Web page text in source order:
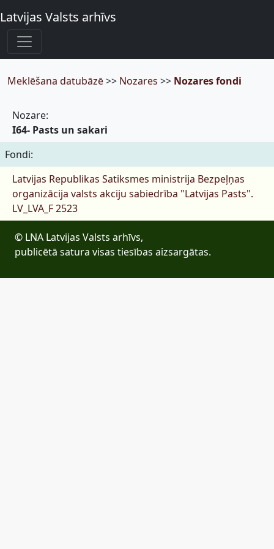
Latvijas Valsts arhīvs
Meklēšana datubāzē>> Nozares >> Nozares fondi
Nozare:
I64- Pasts un sakari
Fondi:
Latvijas Republikas Satiksmes ministrija Bezpeļņas
organizācija valsts akciju sabiedrība "Latvijas Pasts".
LV_LVA_F 2523
© LNA Latvijas Valsts arhīvs,
publicētā satura visas tiesības aizsargātas.